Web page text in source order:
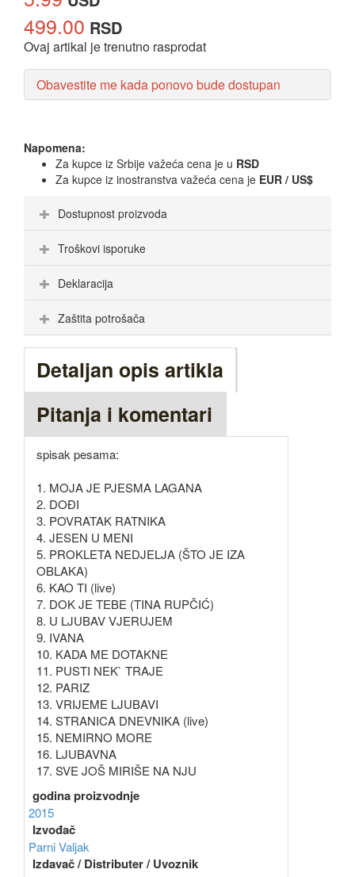
499.00 RSD
Ovaj artikal je trenutno rasprodat
Obavestite me kada ponovo bude dostupan
Napomena:
Za kupce iz Srbije važeća cena je u RSD
Za kupce iz inostranstva važeća cena je EUR / US$
Dostupnost proizvoda
Troškovi isporuke
Deklaracija
Zaštita potrošača
Detaljan opis artikla
Pitanja i komentari
spisak pesama:
1. MOJA JE PJESMA LAGANA
2. DOĐI
3. POVRATAK RATNIKA
4. JESEN U MENI
5. PROKLETA NEDJELJA (ŠTO JE IZA
OBLAKA)
6. KAO TI (live)
7. DOK JE TEBE (TINA RUPČIĆ)
8. U LJUBAV VJERUJEM
9. IVANA
10. KADA ME DOTAKNE
11. PUSTI NEK` TRAJE
12. PARIZ
13. VRIJEME LJUBAVI
14. STRANICA DNEVNIKA (live)
15. NEMIRNO MORE
16. LJUBAVNA
17. SVE JOŠ MIRIŠE NA NJU
godina proizvodnje
2015
Izvođač
Parni Valjak
Izdavač / Distributer / Uvoznik